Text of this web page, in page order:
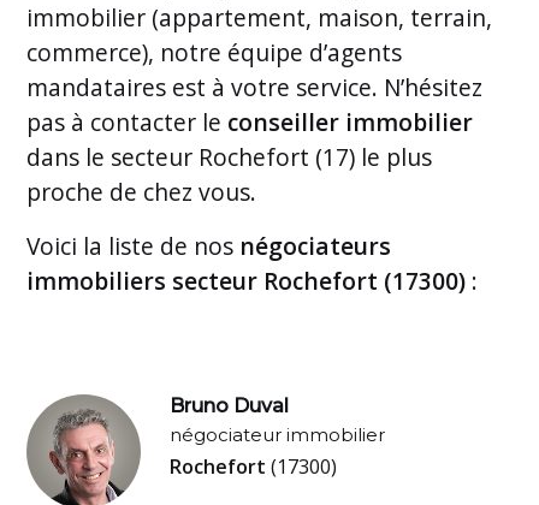
immobilier (appartement, maison, terrain,
commerce), notre équipe d’agents
mandataires est à votre service. N’hésitez
pas à contacter le conseiller immobilier
dans le secteur Rochefort (17) le plus
proche de chez vous.
Voici la liste de nos négociateurs
immobiliers secteur Rochefort (17300) :
Bruno Duval
négociateur immobilier
Rochefort(17300)